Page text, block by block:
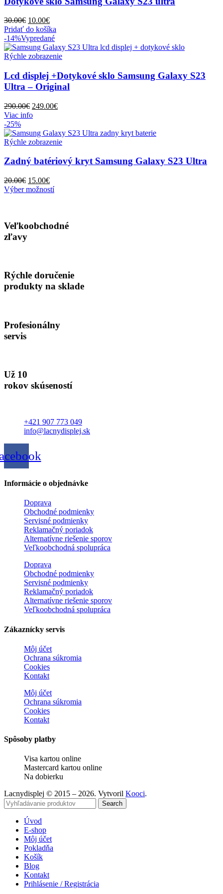
si
vybrať
na
stránke
produktu.
30.00€ Pôvodná
cena
bola:
30.00€.
10.00€Aktuálna
cena
je:
10.00€.
Pridať do košíka
-14%Vypredané
Rýchle zobrazenie
Lcd displej +Dotykové sklo Samsung Galaxy S23
Ultra – Original
290.00€ Pôvodná
cena
290.00€.
249.00€Aktuálna
249.00€.
Viac info
-25%
Rýchle zobrazenie
Zadný batériový kryt Samsung Galaxy S23 Ultra
20.00€ Pôvodná
cena
15.00€Aktuálna
cena
Výber možnostíTento
variantov.
na
stránke
produktu.
Veľkoobchodné
zľavy
Rýchle doručenie
produkty na sklade
Profesionálny
servis
Už 10
rokov skúseností
+421 907 773 049
info@lacnydisplej.sk
Informácie o objednávke
Doprava
Obchodné podmienky
Servisné podmienky
Reklamačný poriadok
Alternatívne riešenie sporov
Veľkoobchodná spolupráca
Doprava
Obchodné podmienky
Servisné podmienky
Reklamačný poriadok
Alternatívne riešenie sporov
Veľkoobchodná spolupráca
Zákaznícky servis
Môj účet
Ochrana súkromia
Cookies
Kontakt
Môj účet
Ochrana súkromia
Cookies
Kontakt
Spôsoby platby
Visa kartou online
Mastercard kartou online
Na dobierku
Lacnydisplej © 2015 – 2026. Vytvoril Kooci.
Search
Úvod
E-shop
Môj účet
Pokladňa
Košík
Blog
Kontakt
Prihlásenie / Registrácia